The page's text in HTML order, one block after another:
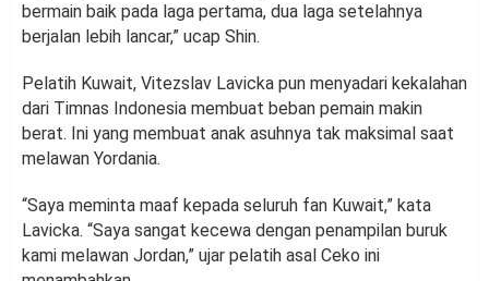
bermain baik pada laga pertama, dua laga setelahnya
berjalan lebih lancar,” ucap Shin.
Pelatih Kuwait, Vitezslav Lavicka pun menyadari kekalahan
dari Timnas Indonesia membuat beban pemain makin
berat. Ini yang membuat anak asuhnya tak maksimal saat
melawan Yordania.
“Saya meminta maaf kepada seluruh fan Kuwait,” kata
Lavicka. “Saya sangat kecewa dengan penampilan buruk
kami melawan Jordan,” ujar pelatih asal Ceko ini